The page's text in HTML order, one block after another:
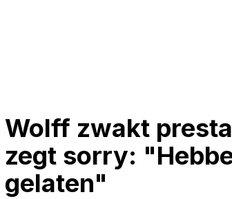
Wolff zwakt
zegt sorry:
gelaten"